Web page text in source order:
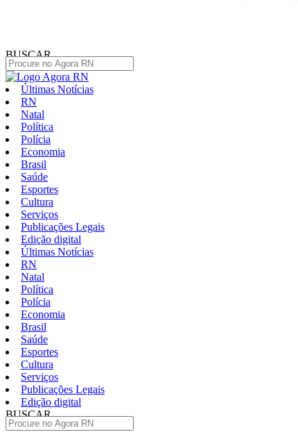
BUSCAR
Últimas Notícias
RN
Natal
Política
Polícia
Economia
Brasil
Saúde
Esportes
Cultura
Serviços
Publicações Legais
Edição digital
Últimas Notícias
RN
Natal
Política
Polícia
Economia
Brasil
Saúde
Esportes
Cultura
Serviços
Publicações Legais
Edição digital
BUSCAR